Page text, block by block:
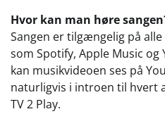
Hvor kan man høre
Sangen er tilgængelig på
som Spotify, Apple Music og
kan musikvideoen ses på
naturligvis i introen til hvert
TV 2 Play.